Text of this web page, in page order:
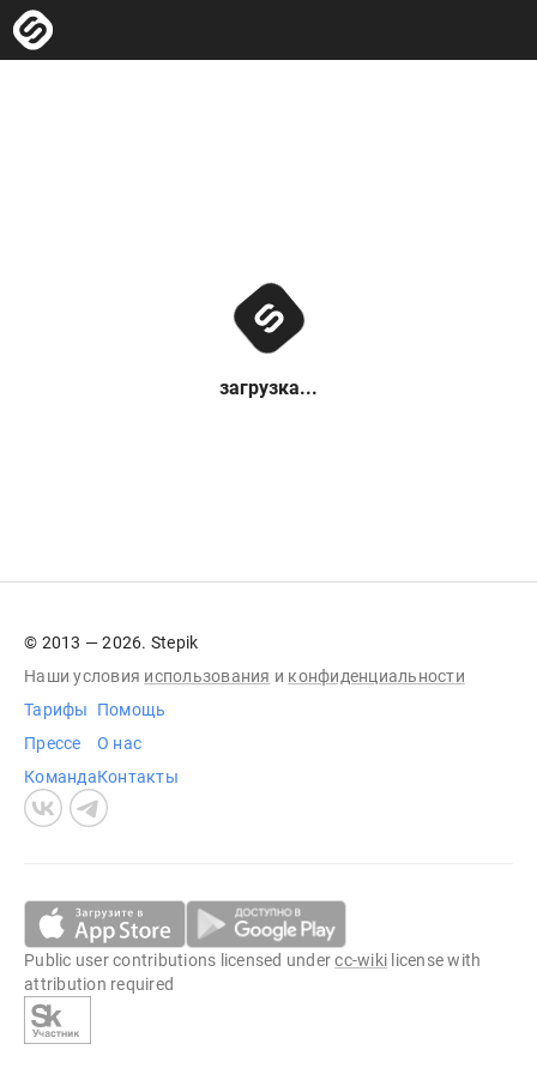
загрузка...
© 2013 — 2026. Stepik
Наши условия использования и конфиденциальности
Тарифы
Прессе
Команда
Помощь
О нас
Контакты
Public user contributions licensed undercc-wiki license with
attribution required